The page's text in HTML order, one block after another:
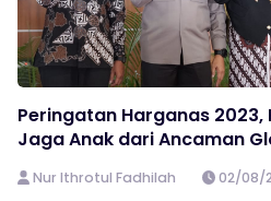
Peringatan Harganas 2023,
Jaga Anak dari Ancaman
Nur Ithrotul Fadhilah 02/08/